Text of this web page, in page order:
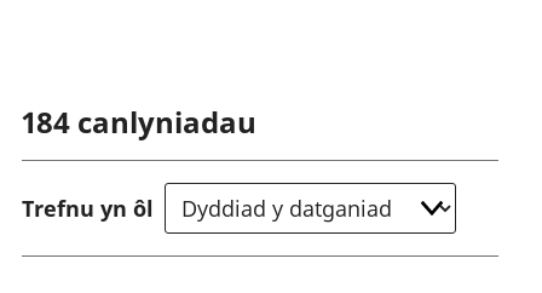
184 canlyniadau
Trefnu yn ôl